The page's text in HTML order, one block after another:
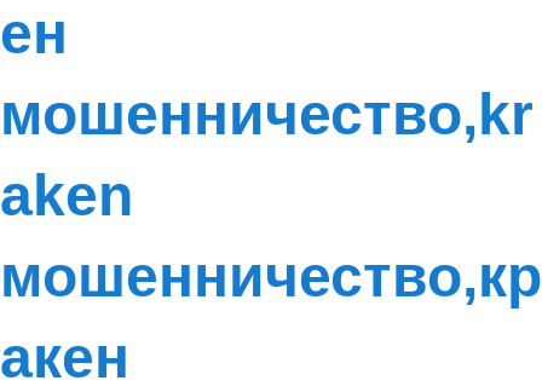
ен
мошенничество,kr
aken
мошенничество,кр
акен